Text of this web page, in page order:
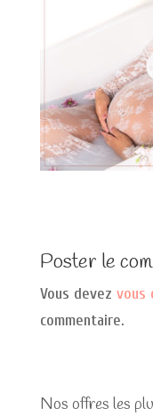
Poster le
Vous devez vous
commentaire.
Nos offres les